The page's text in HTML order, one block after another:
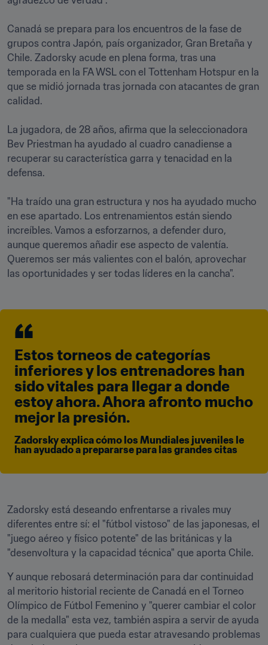
Canadá se prepara para los encuentros de la fase de
grupos contra Japón, país organizador, Gran Bretaña y
Chile. Zadorsky acude en plena forma, tras una
temporada en la FA WSL con el Tottenham Hotspur en la
que se midió jornada tras jornada con atacantes de gran
calidad.
La jugadora, de 28 años, afirma que la seleccionadora
Bev Priestman ha ayudado al cuadro canadiense a
recuperar su característica garra y tenacidad en la
defensa.
"Ha traído una gran estructura y nos ha ayudado mucho
en ese apartado. Los entrenamientos están siendo
increíbles. Vamos a esforzarnos, a defender duro,
aunque queremos añadir ese aspecto de valentía.
Queremos ser más valientes con el balón, aprovechar
las oportunidades y ser todas líderes en la cancha".
Estos torneos de categorías
inferiores y los entrenadores han
sido vitales para llegar a donde
estoy ahora. Ahora afronto mucho
mejor la presión.
Zadorsky explica cómo los Mundiales juveniles le
han ayudado a prepararse para las grandes citas
Zadorsky está deseando enfrentarse a rivales muy
diferentes entre sí: el "fútbol vistoso" de las japonesas, el
"juego aéreo y físico potente" de las británicas y la
"desenvoltura y la capacidad técnica" que aporta Chile.
Y aunque rebosará determinación para dar continuidad
al meritorio historial reciente de Canadá en el Torneo
Olímpico de Fútbol Femenino y "querer cambiar el color
de la medalla" esta vez, también aspira a servir de ayuda
para cualquiera que pueda estar atravesando problemas